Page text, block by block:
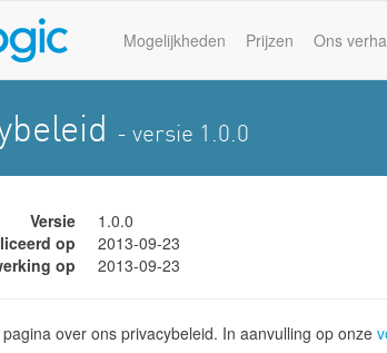
Mogelijkheden Prijzen Ons
- versie 1.0.0
Versie
1.0.0
op
2013-09-23
op
2013-09-23
over ons privacybeleid. In aanvulling op onze